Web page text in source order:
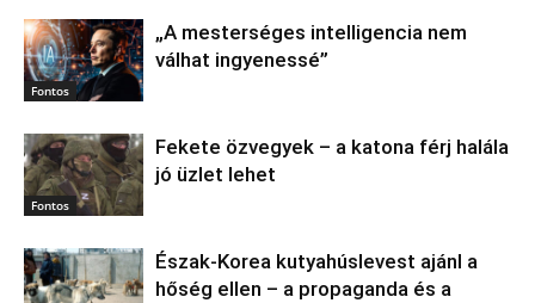
Fontos
„A mesterséges intelligencia nem
válhat ingyenessé”
Fontos
Fekete özvegyek – a katona férj halála
jó üzlet lehet
Észak‑Korea kutyahúslevest ajánl a
hőség ellen – a propaganda és a